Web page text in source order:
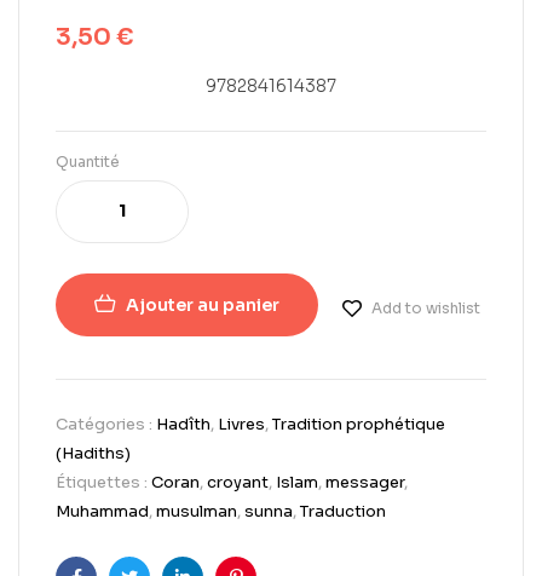
3,50 €
9782841614387
Quantité
Ajouter au panier Add to wishlist
Catégories : Hadîth, Livres,Tradition prophétique
(Hadiths)
Étiquettes : Coran,croyant, Islam,messager,
Muhammad,musulman,sunna,Traduction